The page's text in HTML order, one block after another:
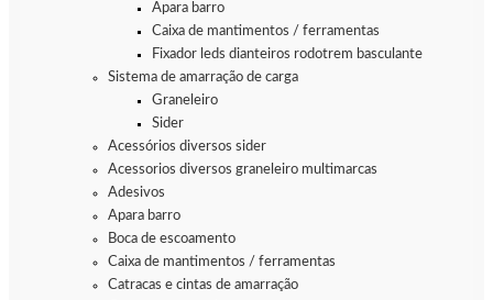
Apara barro
Caixa de mantimentos / ferramentas
Fixador leds dianteiros rodotrem basculante
Sistema de amarração de carga
Graneleiro
Sider
Acessórios diversos sider
Acessorios diversos graneleiro multimarcas
Adesivos
Apara barro
Boca de escoamento
Caixa de mantimentos / ferramentas
Catracas e cintas de amarração